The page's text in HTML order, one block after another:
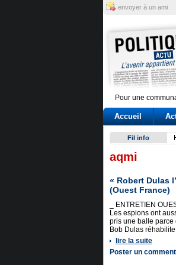
envoyer à un ami
Pour une
Accueil
Fil info
aqmi
« Robert Dulas
(Ouest France)
_ ENTRETIEN
Les espions ont
pris une balle parce
Bob Dulas
lire la suite
Poster un